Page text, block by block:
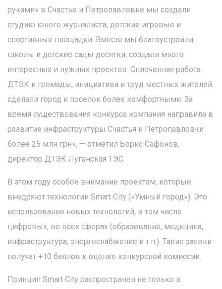
руками» в Счастье и Петропавловке мы создали
студию юного журналиста, детские игровые и
спортивные площадки. Вместе мы благоустроили
школы и детские сады десятки, создали много
интересных и нужных проектов. Сплоченная работа
ДТЭК и громады, инициатива и труд местных жителей
сделали город и поселок более комфортными. За
время существования конкурса компания направила в
развитие инфраструктуры Счастья и Петропавловки
более 25 млн грн», — отметил Борис Сафонов,
директор ДТЭК Луганская ТЭС
В этом году особое внимание проектам, которые
внедряют технологии Smart City («Умный город»). Это
использование новых технологий, в том числе
цифровых, во всех сферах (образование, медицина,
инфраструктура, энергоснабжение и т.п.). Такие заявки
получат +10 баллов к оценке конкурсной комиссии.
Принцип Smart City распространен не только в